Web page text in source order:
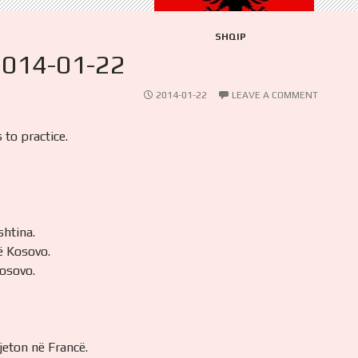
SHQIP
01-22
2014-01-22 LEAVE A COMMENT
to practice.
Kosovo.
në Francë.